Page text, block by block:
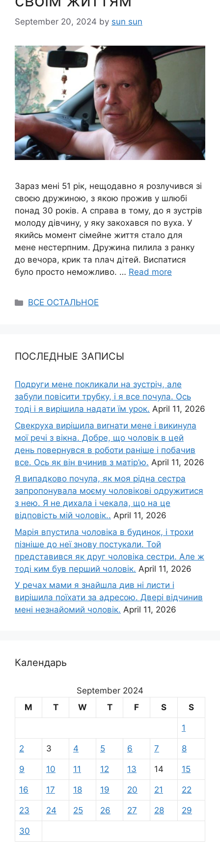
September 20, 2024 by sun sun
Зараз мені 51 рік, нещодавно я розлучився зі
своєю дружиною, з якою прожив у шлюбі
понад 30 років. А справа в тому, до я зустрів
молоду дівчину, у яку закохався по вуха. У
якийсь момент сімейне життя стало для
мене нестерпним. Дружина пилила з ранку
до вечора, крик та nлач дітей. Виспатися
було просто неможливо. … Read more
Categories
ВСЕ ОСТАЛЬНОЕ
ПОСЛЕДНЫЕ ЗАПИСЫ
Подруги мене покликали на зустріч, але
забули повісити трубку, і я все почула. Ось
тоді і я вирішила надати їм урок. April 11, 2026
Свекруха вирішила виrнати мене і викинула
мої речі з вікна. Добре, що чоловік в цей
день повернувся в роботи раніше і побачив
все. Ось як він вчинив з матір’ю. April 11, 2026
Я випадково почула, як моя рідна сестра
запропонувала моєму чоловікові одружитися
з нею. Я не дихала і чекала, що на це
відповість мій чоловік.. April 11, 2026
Марія впустила чоловіка в будинок, і трохи
пізніше до неї знову постукали. Той
представився як друг чоловіка сестри. Але ж
тоді ким був перший чоловік. April 11, 2026
У речах мами я знайшла див ні листи і
вирішила поїхати за адресою. Двері відчинив
мені незнайомий чоловік. April 11, 2026
Календарь
September 2024
M
T W T F S S
1
2 3 4 5 6 7 8
9 10 11 12 13 14 15
16 17 18 19 20 21 22
23 24 25 26 27 28 29
30